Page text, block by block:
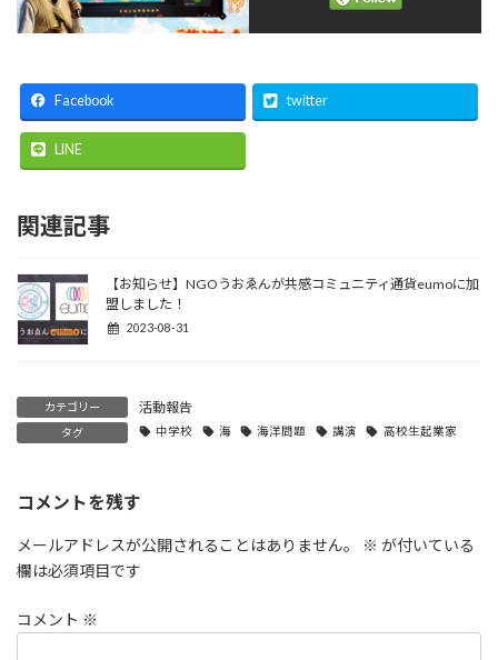
Facebook twitter
LINE
関連記事
【お知らせ】NGOうおゑんが共感コミュニティ通貨eumoに加
盟しました！
2023-08-31
カテゴリー 活動報告
タグ 中学校 海 海洋問題 講演 高校生起業家
コメントを残す
メールアドレスが公開されることはありません。 ※ が付いている
欄は必須項目です
コメント ※